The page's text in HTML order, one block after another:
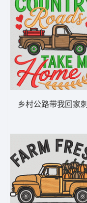
乡村公路带我回家